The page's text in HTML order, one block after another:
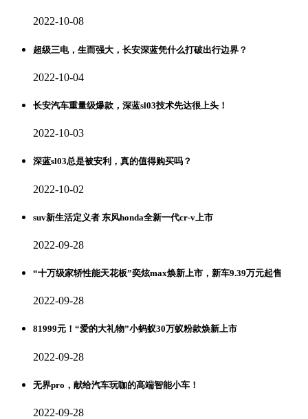
2022-10-08
超级三电，生而强大，长安深蓝凭什么打破出行边界？
2022-10-04
长安汽车重量级爆款，深蓝sl03技术先达很上头！
2022-10-03
深蓝sl03总是被安利，真的值得购买吗？
2022-10-02
suv新生活定义者 东风honda全新一代cr-v上市
2022-09-28
“十万级家轿性能天花板”奕炫max焕新上市，新车9.39万元起售
2022-09-28
81999元！“爱的大礼物”小蚂蚁30万蚁粉款焕新上市
2022-09-28
无界pro，献给汽车玩咖的高端智能小车！
2022-09-28